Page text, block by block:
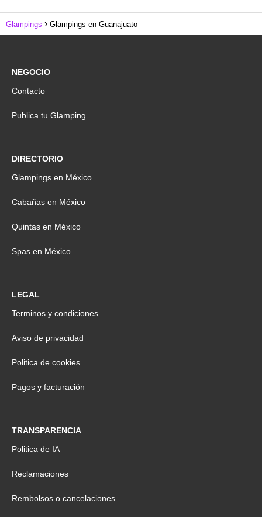
Glampings Glampings en Guanajuato
NEGOCIO
Contacto
Publica tu Glamping
DIRECTORIO
Glampings en México
Cabañas en México
Quintas en México
Spas en México
LEGAL
Terminos y condiciones
Aviso de privacidad
Politica de cookies
Pagos y facturación
TRANSPARENCIA
Politica de IA
Reclamaciones
Rembolsos o cancelaciones